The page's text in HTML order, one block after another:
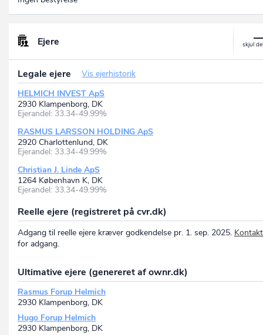
Ejere
Legale ejere
Vis ejerhistorik
HELMICH INVEST ApS
2930 Klampenborg, DK
Ejerandel: 33.34-49.99%
RASMUS LARSSON HOLDING ApS
2920 Charlottenlund, DK
Ejerandel: 33.34-49.99%
Christian J. Linde ApS
1264 København K, DK
Ejerandel: 33.34-49.99%
Reelle ejere (registreret på cvr.dk)
Adgang til reelle ejere kræver godkendelse pr. 1. sep. 2025.
for adgang.
Ultimative ejere (genereret af ownr.dk)
Rasmus Forup Helmich
2930 Klampenborg, DK
Hugo Forup Helmich
2930 Klampenborg, DK